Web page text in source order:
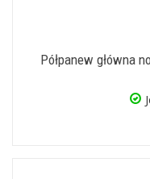
Półpanew główna